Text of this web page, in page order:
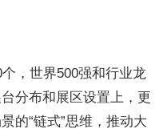
，世界500强和行业龙
分布和展区设置上，更
的“链式”思维，推动大